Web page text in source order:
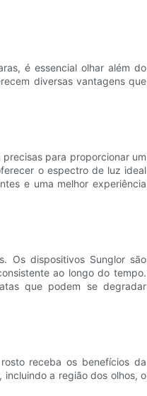
é essencial olhar além do
diversas vantagens que
para proporcionar um
o espectro de luz ideal
e uma melhor experiência
Os dispositivos Sunglor são
ao longo do tempo.
que podem se degradar
receba os benefícios da
a região dos olhos, o